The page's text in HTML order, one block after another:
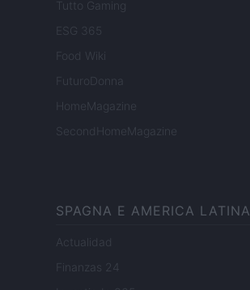
Tutto Gaming
ESG 365
Food Wiki
FuturoDonna
HomeMagazine
SecondHomeMagazine
SPAGNA E AMERICA LATINA
Actualidad
Finanzas 24